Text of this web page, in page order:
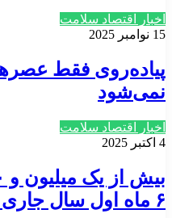
اخبار اقتصاد سلامت
15 نوامبر 2025
پیاده‌روی فقط
نمی‌شود
اخبار اقتصاد سلامت
4 اکتبر 2025
۶ ماه اول سال جاری اهدا شد